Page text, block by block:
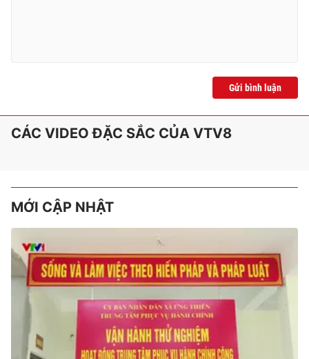
Gửi bình luận
CÁC VIDEO ĐẶC SẮC CỦA VTV8
MỚI CẬP NHẬT